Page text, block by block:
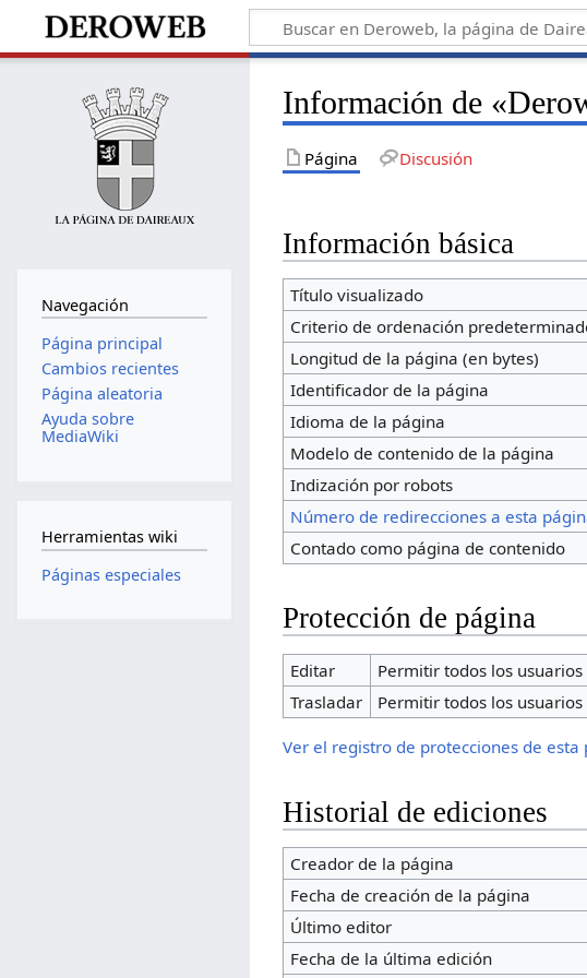
Información de
Página Discusión
Información básica
Título visualizado
Criterio de ordenación
Longitud de la página (en bytes)
Identificador de la página
Idioma de la página
Modelo de contenido de la página
Indización por robots
Número de redirecciones a esta
Contado como página de contenido
Protección de página
Editar
Permitir todos los
Trasladar
Permitir todos los
Ver el registro de protecciones de esta
Historial de ediciones
Creador de la página
Fecha de creación de la página
Último editor
Fecha de la última edición
Navegación
Página principal
Cambios recientes
Página aleatoria
Ayuda sobre
MediaWiki
Herramientas wiki
Páginas especiales